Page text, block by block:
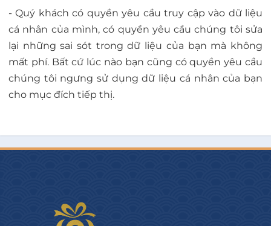
- Quý khách có quyền yêu cầu truy cập vào dữ liệu
cá nhân của mình, có quyền yêu cầu chúng tôi sửa
lại những sai sót trong dữ liệu của bạn mà không
mất phí. Bất cứ lúc nào bạn cũng có quyền yêu cầu
chúng tôi ngưng sử dụng dữ liệu cá nhân của bạn
cho mục đích tiếp thị.